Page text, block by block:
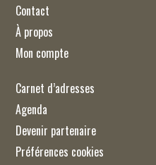
Contact
À propos
Mon compte
Carnet d’adresses
Agenda
Devenir partenaire
Préférences cookies